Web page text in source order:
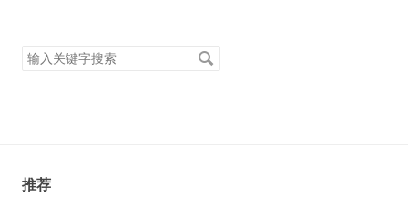
搜
索
推荐